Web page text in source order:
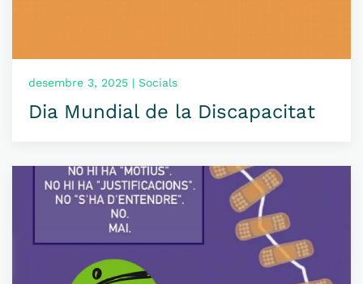
desembre 3, 2025 | Socials
Dia Mundial de la Discapacitat